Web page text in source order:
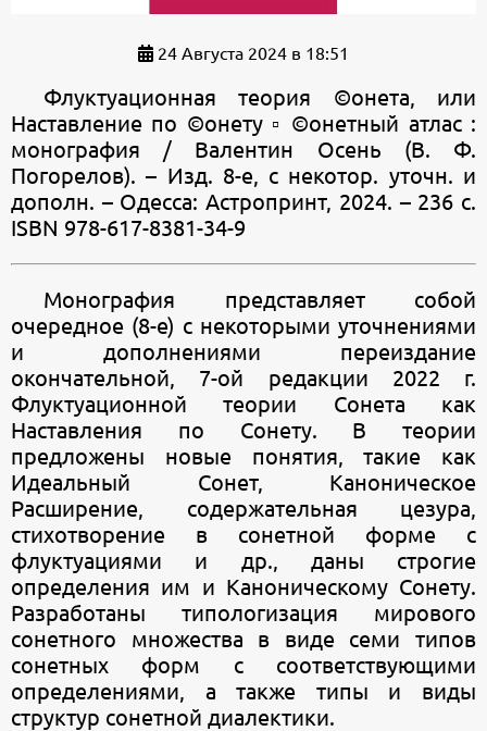
24 Августа 2024 в 18:51
Флуктуационная теория ©онета, или
Наставление по ©онету ▫ ©онетный атлас :
монография / Валентин Осень (В. Ф.
Погорелов). – Изд. 8-е, с некотор. уточн. и
дополн. – Одесса: Астропринт, 2024. – 236 с.
ISBN 978-617-8381-34-9
Монография представляет собой
очередное (8-е) с некоторыми уточнениями
и дополнениями переиздание
окончательной, 7-ой редакции 2022 г.
Флуктуационной теории Сонета как
Наставления по Сонету. В теории
предложены новые понятия, такие как
Идеальный Сонет, Каноническое
Расширение, содержательная цезура,
стихотворение в сонетной форме с
флуктуациями и др., даны строгие
определения им и Каноническому Сонету.
Разработаны типологизация мирового
сонетного множества в виде семи типов
сонетных форм с соответствующими
определениями, а также типы и виды
структур сонетной диалектики.